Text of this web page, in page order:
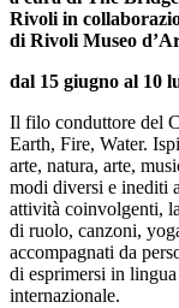
Rivoli in
di Rivoli Museo
dal 15 giugno al 10
Il filo conduttore del
Earth, Fire, Water.
arte, natura, arte,
modi diversi e inediti
attività coinvolgenti,
di ruolo, canzoni,
accompagnati da
di esprimersi in
internazionale.